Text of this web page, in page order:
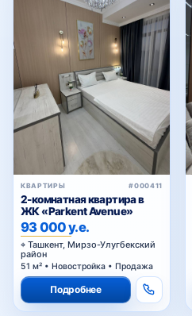
Феруза
Хамид Олимжон
Хирмонтепа
Ц-1
Ц-2
КВАРТИРЫ #000411
2-комнатная квартира в
ЖК «Parkent Avenue»
93 000 у.е.
Ташкент, Мирзо-Улугбекский
район
51 м² • Новостройка • Продажа
Подробнее